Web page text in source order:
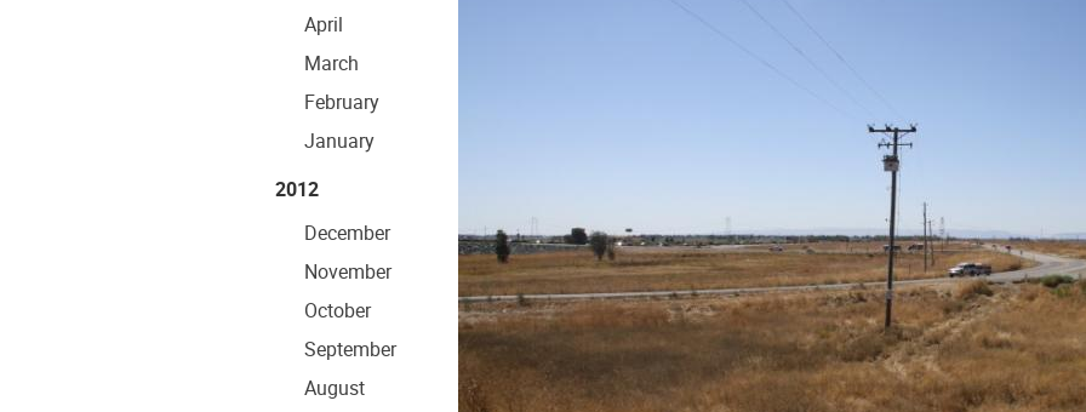
April
March
February
January
2012
December
November
October
September
August